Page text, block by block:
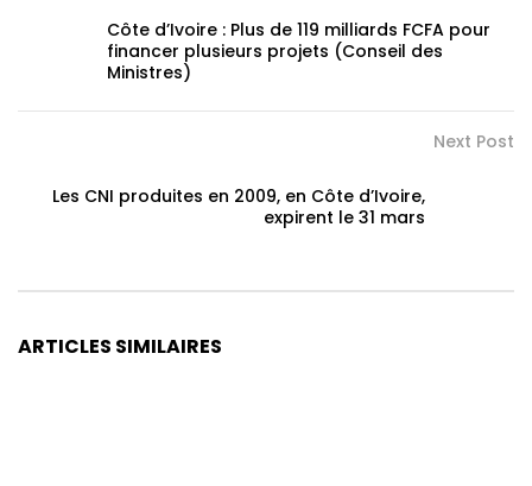
Côte d’Ivoire : Plus de 119 milliards FCFA pour
financer plusieurs projets (Conseil des
Ministres)
Next Post
Les CNI produites en 2009, en Côte d’Ivoire,
expirent le 31 mars
ARTICLES SIMILAIRES